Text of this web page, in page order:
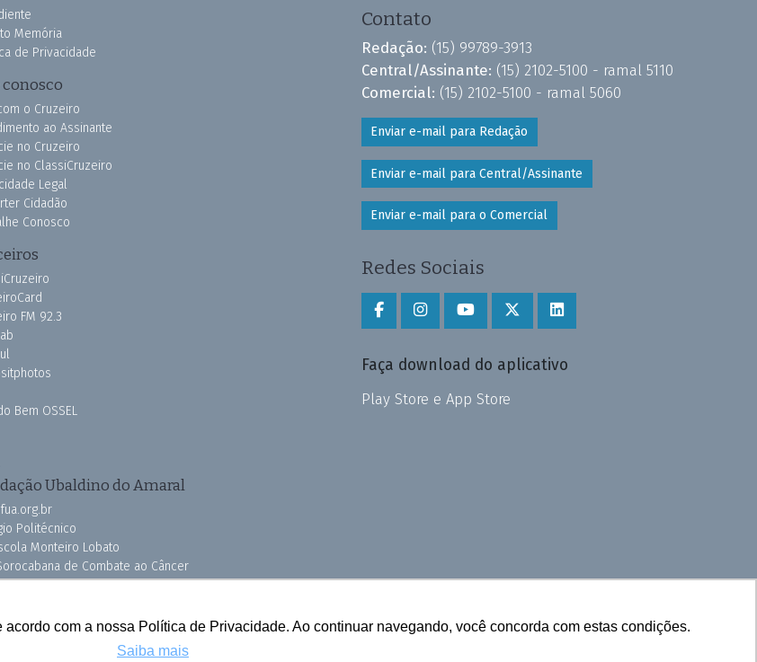
com a nossa Política de Privacidade. Ao continuar navegando, você concorda com estas condições.
Saiba mais
Memória
de Privacidade
conosco
o Cruzeiro
ao Assinante
no Cruzeiro
no ClassiCruzeiro
Legal
Cidadão
Conosco
FM 92.3
Bem OSSEL
Ubaldino do Amaral
Politécnico
Monteiro Lobato
de Combate ao Câncer
Velhinhos
Contato
Redação: (15) 99789-3913
Central/Assinante: (15) 2102-5100 - ramal 5110
Comercial: (15) 2102-5100 - ramal 5060
Enviar e-mail para Redação
Enviar e-mail para Central/Assinante
Enviar e-mail para o Comercial
Redes Sociais
Faça download do aplicativo
Play Store e App Store